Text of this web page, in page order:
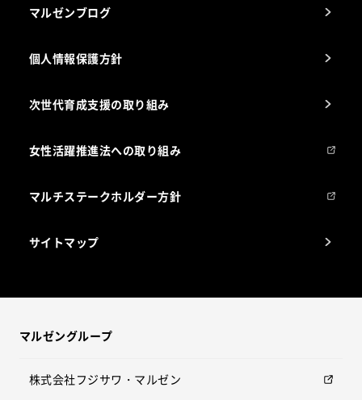
マルゼンブログ
個人情報保護方針
次世代育成支援の取り組み
女性活躍推進法への取り組み
マルチステークホルダー方針
サイトマップ
マルゼングループ
株式会社フジサワ・マルゼン